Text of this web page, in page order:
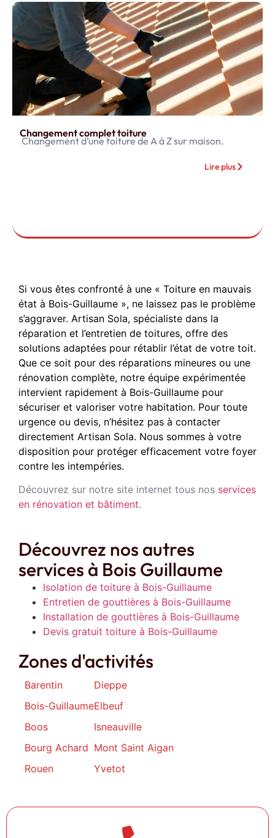
Changement complet toiture
Changement d’une toiture de A à Z sur maison.
Lire plus
Si vous êtes confronté à une « Toiture en mauvais
état à Bois-Guillaume », ne laissez pas le problème
s’aggraver. Artisan Sola, spécialiste dans la
réparation et l’entretien de toitures, offre des
solutions adaptées pour rétablir l’état de votre toit.
Que ce soit pour des réparations mineures ou une
rénovation complète, notre équipe expérimentée
intervient rapidement à Bois-Guillaume pour
sécuriser et valoriser votre habitation. Pour toute
urgence ou devis, n’hésitez pas à contacter
directement Artisan Sola. Nous sommes à votre
disposition pour protéger efficacement votre foyer
contre les intempéries.
Découvrez sur notre site internet tous nos services
en rénovation et bâtiment.
Découvrez nos autres
services à Bois Guillaume
Isolation de toiture à Bois-Guillaume
Entretien de gouttières à Bois-Guillaume
Installation de gouttières à Bois-Guillaume
Devis gratuit toiture à Bois-Guillaume
Zones d'activités
Barentin
Bois-Guillaume
Boos
Bourg Achard
Rouen
Dieppe
Elbeuf
Isneauville
Mont Saint Aigan
Yvetot